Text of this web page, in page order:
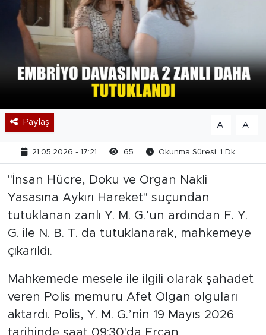
Paylaş A- A+
21.05.2026 - 17:21 65 Okunma Süresi: 1 Dk
"İnsan Hücre, Doku ve Organ Nakli
Yasasına Aykırı Hareket" suçundan
tutuklanan zanlı Y. M. G.’un ardından F. Y.
G. ile N. B. T. da tutuklanarak, mahkemeye
çıkarıldı.
Mahkemede mesele ile ilgili olarak şahadet
veren Polis memuru Afet Olgan olguları
aktardı. Polis, Y. M. G.’nin 19 Mayıs 2026